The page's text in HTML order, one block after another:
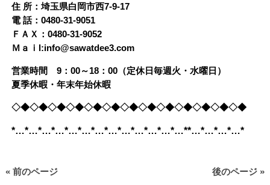
住 所：埼玉県白岡市西7-9-17
電 話：0480-31-9051
ＦＡＸ：0480-31-9052
Ｍａｉl:info@sawatdee3.com
営業時間 9：00～18：00（定休日毎週火・水曜日）
夏季休暇・年末年始休暇
◇◆◇◆◇◆◇◆◇◆◇◆◇◆◇◆◇◆◇◆◇◆◇◆◇◆
*…*…*…*…*…*…*…*…*…*…*…*…*…**…*…*…*…*
« 前のページ 後のページ »